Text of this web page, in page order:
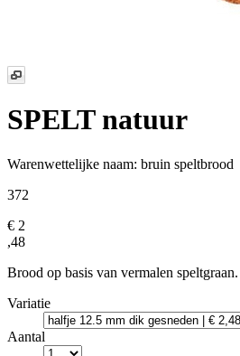
SPELT natuur
Warenwettelijke naam: bruin speltbrood
372
€ 2
,48
Brood op basis van vermalen speltgraan.
Variatie
Aantal